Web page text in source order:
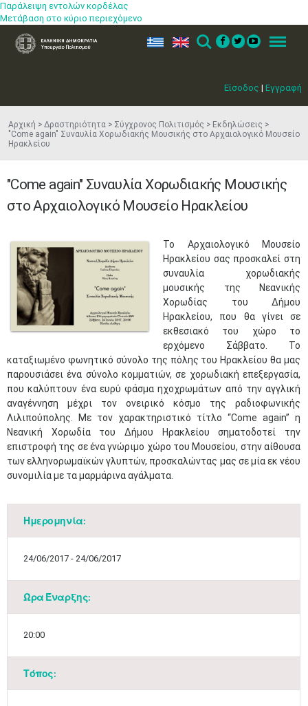
Παράλειψη εντολών κορδέλας
Μετάβαση στο κύριο περιεχόμενο
Είσοδος | Εγγραφή
ελ en Search Menu
Αρχική Δραστηριότητα Σύγχρονος Πολιτισμός
Εκδηλώσεις
"Come again" Συναυλία Χορωδιακής Μουσικής στο Αρχαιολογικό Μουσείο
Ηρακλείου
"Come again" Συναυλία Χορωδιακής Μουσικής
στο Αρχαιολογικό Μουσείο Ηρακλείου
​Το Αρχαιολογικό Μουσείο
Ηρακλείου σας προσκαλεί στη
συναυλία χορωδιακής
μουσικής της Νεανικής
Χορωδίας του Δήμου
Ηρακλείου, που θα γίνει σε
εκθεσιακό του χώρο το
ερχόμενο Σάββατο. Το
καταξιωμένο φωνητικό σύνολο της πόλης του Ηρακλείου θα μας
παρουσιάσει ένα σύνολο κομματιών, σε χορωδιακή επεξεργασία,
που καλύπτουν ένα ευρύ φάσμα ηχοχρωμάτων από την αγγλική
αναγέννηση μέχρι τον ονειρικό κόσμο της ραδιοφωνικής
Λιλιπούπολης. Με τον χαρακτηριστικό τίτλο “Come again” η
Νεανική Χορωδία του Δήμου Ηρακλείου σηματοδοτεί την
επιστροφή της σε ένα γνώριμο χώρο του Μουσείου, στην αίθουσα
των ελληνορωμαϊκών γλυπτών, προσκαλώντας μας σε μία εκ νέου
συνομιλία με τα μαρμάρινα αγάλματα.
Ημερομηνία:
24/06/2017 - 24/06/2017
Ώρα Έναρξης:
20:00
Τόπος: